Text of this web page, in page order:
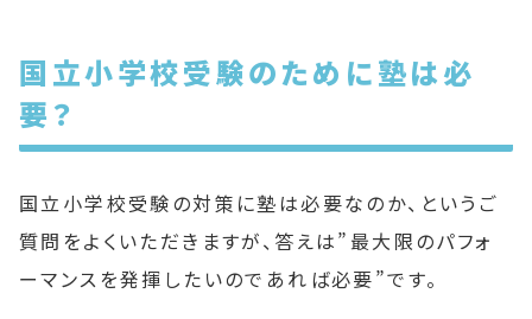
国立小学校受験のために塾は必
要？
国立小学校受験の対策に塾は必要なのか、というご
質問をよくいただきますが、答えは”最大限のパフォ
ーマンスを発揮したいのであれば必要”です。